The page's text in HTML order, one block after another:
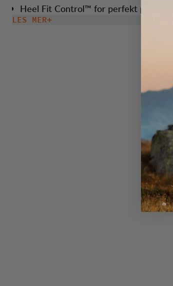
Heel Fit Control™ for perfekt passform.
Enkel å skifte.
LES MER